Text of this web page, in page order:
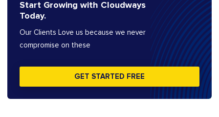
Start Growing with Cloudways
Today.
Our Clients Love us because we never
compromise on these
GET STARTED FREE